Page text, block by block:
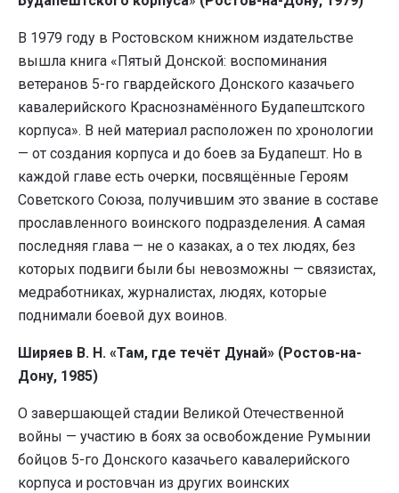
В 1979 году в Ростовском книжном издательстве
вышла книга «Пятый Донской: воспоминания
ветеранов 5-го гвардейского Донского казачьего
кавалерийского Краснознамённого Будапештского
корпуса». В ней материал расположен по хронологии
— от создания корпуса и до боев за Будапешт. Но в
каждой главе есть очерки, посвящённые Героям
Советского Союза, получившим это звание в составе
прославленного воинского подразделения. А самая
последняя глава — не о казаках, а о тех людях, без
которых подвиги были бы невозможны — связистах,
медработниках, журналистах, людях, которые
поднимали боевой дух воинов.
Ширяев В. Н. «Там, где течёт Дунай» (Ростов-на-
Дону, 1985)
О завершающей стадии Великой Отечественной
войны — участию в боях за освобождение Румынии
бойцов 5-го Донского казачьего кавалерийского
корпуса и ростовчан из других воинских